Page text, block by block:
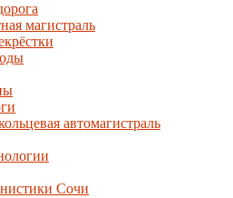
магистраль
автомагистраль
Сочи